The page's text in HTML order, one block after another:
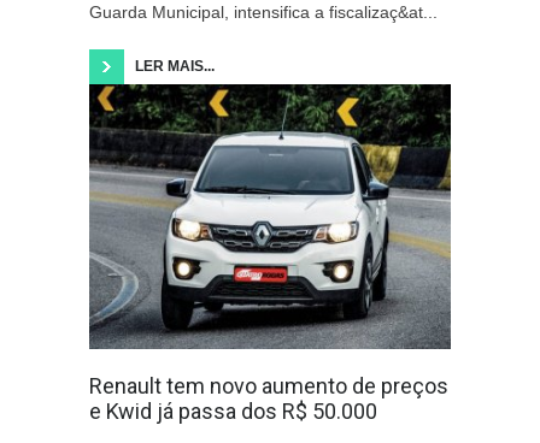
Guarda Municipal, intensifica a fiscalizaç&at...
LER MAIS...
Renault tem novo aumento de preços
e Kwid já passa dos R$ 50.000